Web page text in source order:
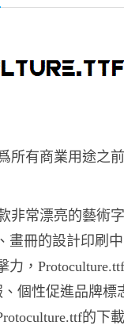
所有商業用途之
非常漂亮的藝術
畫冊的設計印刷
力，
個性促進品牌標
的下